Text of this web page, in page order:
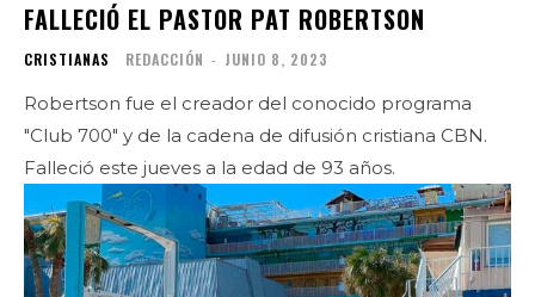
FALLECIÓ EL PASTOR PAT ROBERTSON
CRISTIANAS REDACCIÓN - JUNIO 8, 2023
Robertson fue el creador del conocido programa
"Club 700" y de la cadena de difusión cristiana CBN.
Falleció este jueves a la edad de 93 años.